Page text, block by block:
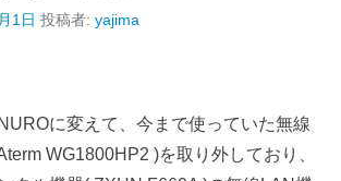
1日 投稿者: yajima
に変えて、今まで使っていた無線
WG1800HP2 )を取り外しており、